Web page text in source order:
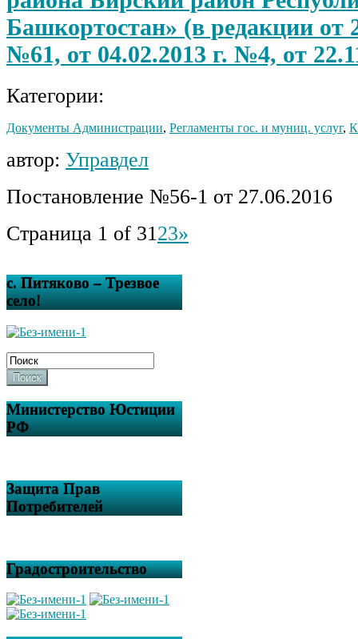
Башкортостан» (в редакции от
№61, от 04.02.2013 г. №4, от
Категории:
Документы Администрации, Регламенты гос. и муниц. услуг,
автор: Управдел
Постановление №56-1 от 27.06.2016
Страница 1 of 31 23»
с. Питяково – Трезвое
село!
Поиск
Министерство Юстиции
РФ
Защита Прав
Потребителей
Градостроительство